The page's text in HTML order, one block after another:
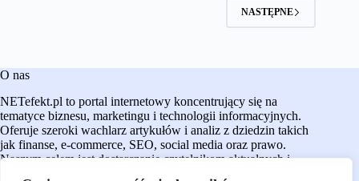
NASTĘPNE
O nas
NETefekt.pl to portal internetowy koncentrujący się na
tematyce biznesu, marketingu i technologii informacyjnych.
Oferuje szeroki wachlarz artykułów i analiz z dziedzin takich
jak finanse, e-commerce, SEO, social media oraz prawo.
Naszym celem jest dostarczanie czytelnikom aktualnych i